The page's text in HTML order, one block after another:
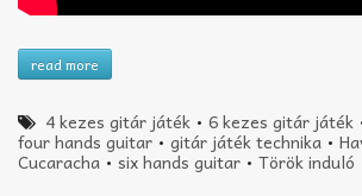
read more
4 kezes gitár játék •6 kezes gitár játék
four hands guitar • gitár játék technika •
Cucaracha • six hands guitar • Török induló